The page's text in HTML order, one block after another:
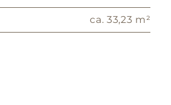
ca. 33,23 m²